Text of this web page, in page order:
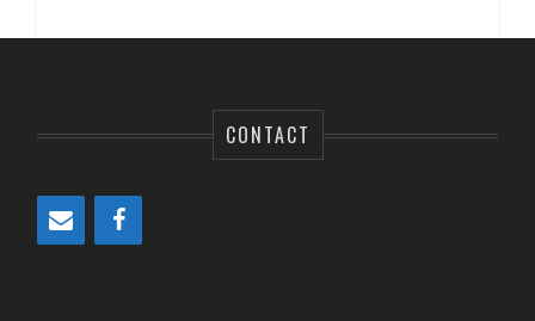
CONTACT